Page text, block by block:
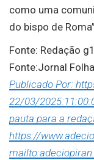
como uma
do bispo de
Fonte: Redação
Fonte:Jornal
Publicado Por:
22/03/
pauta para a
https://